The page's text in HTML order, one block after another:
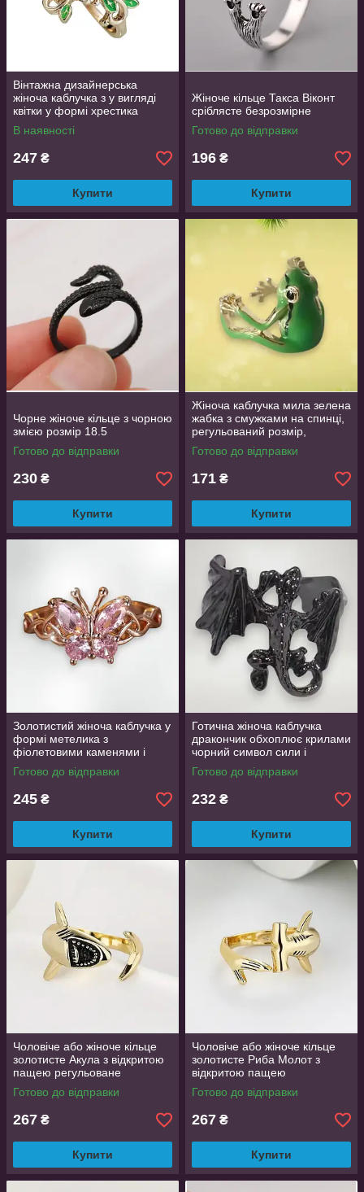
Вінтажна дизайнерська
жіноча каблучка з у вигляді
квітки у формі хрестика
золотиста розмір 17
В наявності
247 ₴
Купити
Жіноче кільце Такса Віконт
сріблясте безрозмірне
Готово до відправки
196 ₴
Купити
Чорне жіноче кільце з чорною
змією розмір 18.5
Готово до відправки
230 ₴
Купити
Жіноча каблучка мила зелена
жабка з смужками на спинці,
регульований розмір,
золотиста
Готово до відправки
171 ₴
Купити
Золотистий жіноча каблучка у
формі метелика з
фіолетовими каменями і
трикветром 18
Готово до відправки
245 ₴
Купити
Готична жіноча каблучка
дракончик обхоплює крилами
чорний символ сили і
відродження регульована
AurumLux130
Готово до відправки
232 ₴
Купити
Чоловіче або жіноче кільце
золотисте Акула з відкритою
пащею регульоване
AurumLux038
Готово до відправки
267 ₴
Купити
Чоловіче або жіноче кільце
золотисте Риба Молот з
відкритою пащею
регульоване AurumLux039
Готово до відправки
267 ₴
Купити